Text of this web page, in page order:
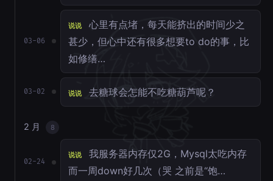
03-06
说说
心里有点堵，每天能挤出的时间少之
甚少，但心中还有很多想要to do的事，比
如修缮…
03-02 说说 去糖球会怎能不吃糖葫芦呢？
2 月 8
02-24
说说
我服务器内存仅2G，Mysql太吃内存
而一周down好几次（哭 之前是“饱…